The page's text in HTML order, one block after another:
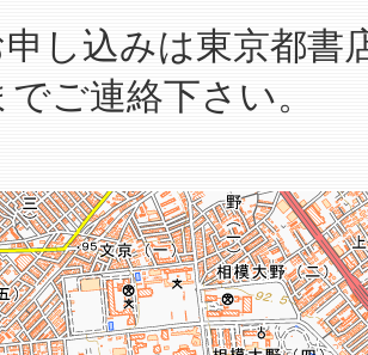
し込みは東京都書
ご連絡下さい。